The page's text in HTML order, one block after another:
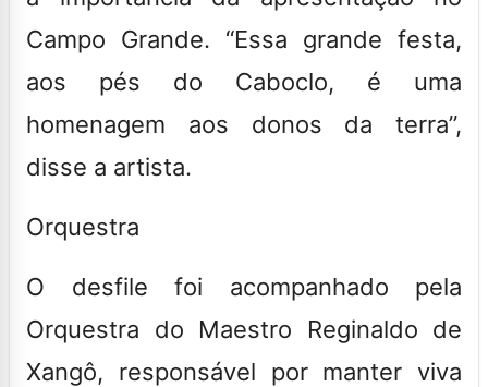
Campo Grande. “Essa grande festa,
aos pés do Caboclo, é uma
homenagem aos donos da terra”,
disse a artista.
Orquestra
O desfile foi acompanhado pela
Orquestra do Maestro Reginaldo de
Xangô, responsável por manter viva